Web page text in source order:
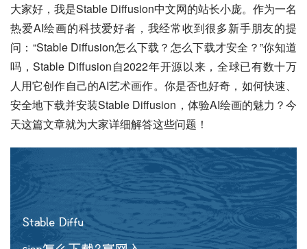
大家好，我是Stable Diffusion中文网的站长小庞。作为一名
热爱AI绘画的科技爱好者，我经常收到很多新手朋友的提
问：“Stable Diffusion怎么下载？怎么下载才安全？”你知道
吗，Stable Diffusion自2022年开源以来，全球已有数十万
人用它创作自己的AI艺术画作。你是否也好奇，如何快速、
安全地下载并安装Stable Diffusion，体验AI绘画的魅力？今
天这篇文章就为大家详细解答这些问题！